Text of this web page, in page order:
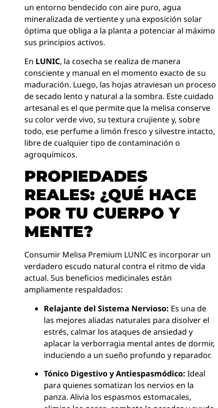
un entorno bendecido con aire puro, agua
mineralizada de vertiente y una exposición solar
óptima que obliga a la planta a potenciar al máximo
sus principios activos.
En LUNIC, la cosecha se realiza de manera
consciente y manual en el momento exacto de su
maduración. Luego, las hojas atraviesan un proceso
de secado lento y natural a la sombra. Este cuidado
artesanal es el que permite que la melisa conserve
su color verde vivo, su textura crujiente y, sobre
todo, ese perfume a limón fresco y silvestre intacto,
libre de cualquier tipo de contaminación o
agroquímicos.
PROPIEDADES
REALES: ¿QUÉ HACE
POR TU CUERPO Y
MENTE?
Consumir Melisa Premium LUNIC es incorporar un
verdadero escudo natural contra el ritmo de vida
actual. Sus beneficios medicinales están
ampliamente respaldados:
Relajante del Sistema Nervioso: Es una de
las mejores aliadas naturales para disolver el
estrés, calmar los ataques de ansiedad y
aplacar la verborragia mental antes de dormir,
induciendo a un sueño profundo y reparador.
Tónico Digestivo y Antiespasmódico: Ideal
para quienes somatizan los nervios en la
panza. Alivia los espasmos estomacales,